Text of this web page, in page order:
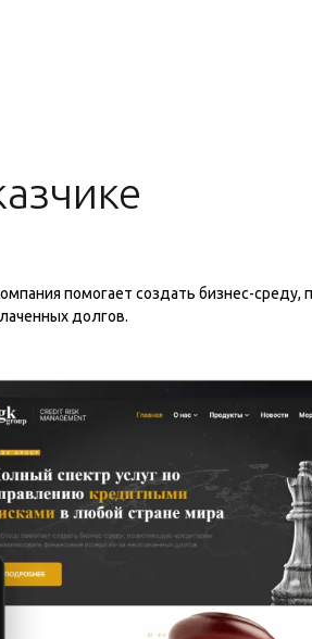
помогает создать бизнес-
долгов.